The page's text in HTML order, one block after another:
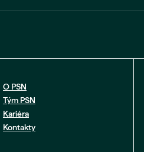
O PSN
Tým PSN
Kariéra
Kontakty